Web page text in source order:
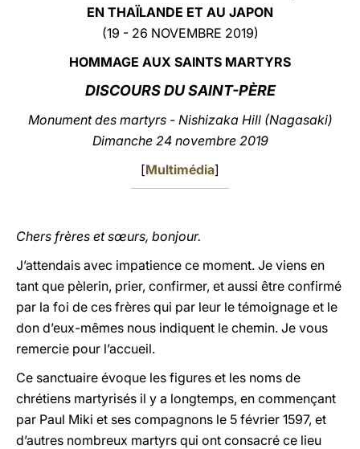
中文
LATINE
EN THAÏLANDE ET AU JAPON
(19 - 26 NOVEMBRE 2019)
HOMMAGE AUX SAINTS MARTYRS
DISCOURSDU SAINT-PÈRE
Monument des martyrs - Nishizaka Hill (Nagasaki)
Dimanche 24 novembre 2019
[Multimédia]
Chers frères et sœurs, bonjour.
J’attendais avec impatience ce moment. Je viens en
tant que pèlerin, prier, confirmer, et aussi être confirmé
par la foi de ces frères qui par leur le témoignage et le
don d’eux-mêmes nous indiquent le chemin. Je vous
remercie pour l’accueil.
Ce sanctuaire évoque les figures et les noms de
chrétiens martyrisés il y a longtemps, en commençant
par Paul Miki et ses compagnons le 5 février 1597, et
d’autres nombreux martyrs qui ont consacré ce lieu